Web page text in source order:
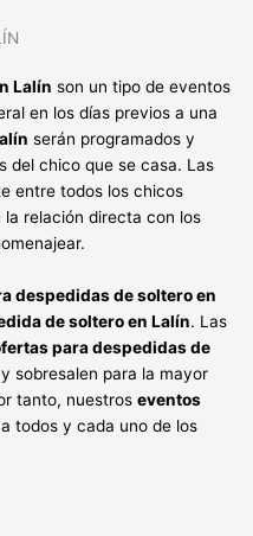
Lalín son un tipo de eventos
en los días previos a una
serán programados y
del chico que se casa. Las
entre todos los chicos
relación directa con los
despedidas de soltero en
de soltero en Lalín. Las
para despedidas de
sobresalen para la mayor
tanto, nuestros eventos
todos y cada uno de los